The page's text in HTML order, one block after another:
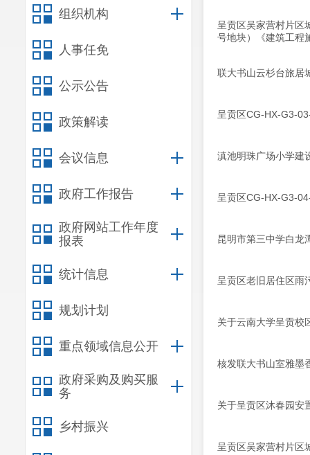
组织机构
人事任免
公示公告
政策解读
会议信息
政府工作报告
政府网站工作年度
报表
统计信息
规划计划
重点领域信息公开
政府采购及购买服
务
乡村振兴
呈贡区吴家营村片区
号地块）《建筑工程
联大书山云杉台旅居
呈贡区CG-HX-G3-
滇池明珠广场小学建
呈贡区CG-HX-G3-
昆明市第三中学白龙
呈贡区老旧居住区雨
关于云南大学呈贡校
核发联大书山室雅墨
关于呈贡区沐春园安
呈贡区吴家营村片区